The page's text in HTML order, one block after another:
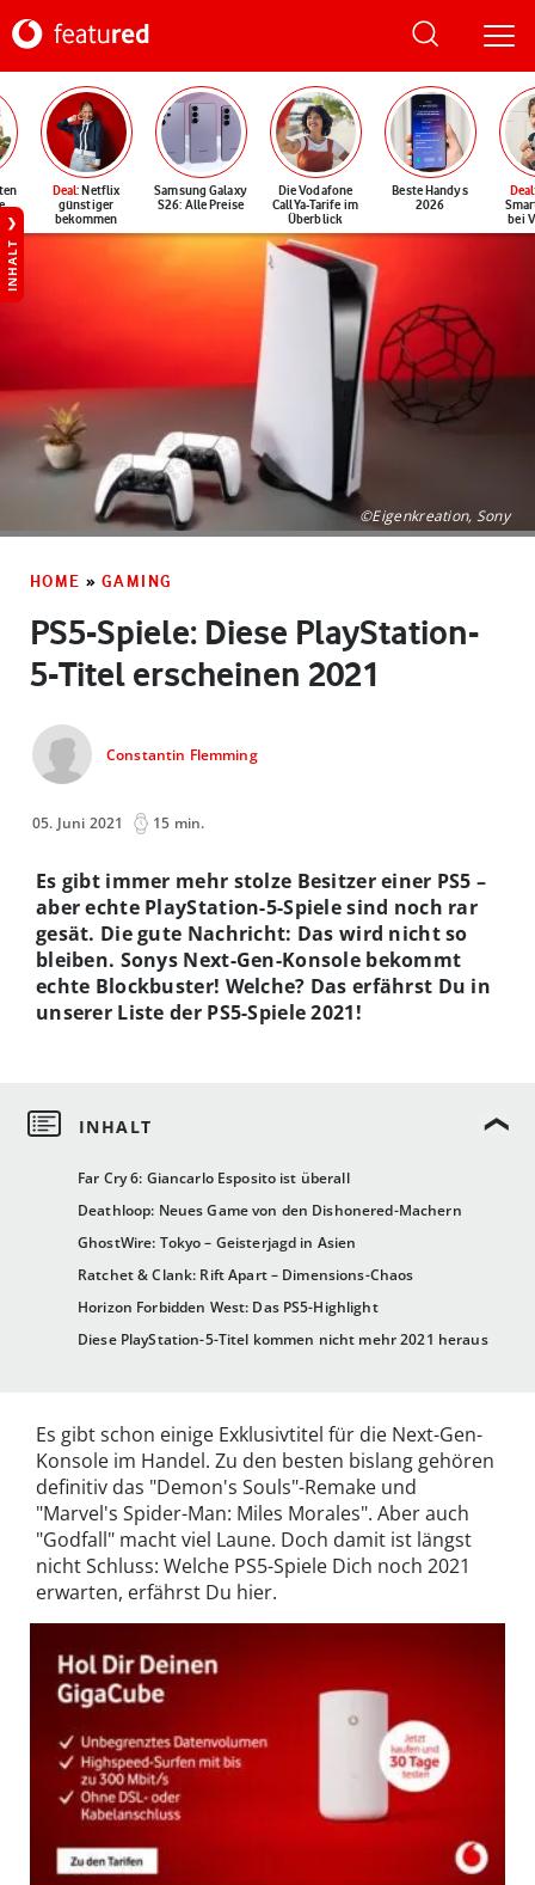
Deal: Netflix
günstiger
bekommen
Samsung Galaxy
S26: Alle Preise
Die Vodafone
CallYa-Tarife im
Überblick
Beste Handys
2026
Deal
bei
INHALT
©Eigenkreation, Sony
HOME » GAMING
PS5-Spiele: Diese PlayStation-
5-Titel erscheinen 2021
Constantin Flemming
05. Juni 2021 15 min.
Far Cry 6: Giancarlo Esposito ist überall
Deathloop: Neues Game von den Dishonered-Machern
GhostWire: Tokyo – Geisterjagd in Asien
Ratchet & Clank: Rift Apart – Dimensions-Chaos
Horizon Forbidden West: Das PS5-Highlight
Diese PlayStation-5-Titel kommen nicht mehr 2021 heraus
Es gibt immer mehr stolze Besitzer einer PS5 –
aber echte PlayStation-5-Spiele sind noch rar
gesät. Die gute Nachricht: Das wird nicht so
bleiben. Sonys Next-Gen-Konsole bekommt
echte Blockbuster! Welche? Das erfährst Du in
unserer Liste der PS5-Spiele 2021!
Es gibt schon einige Exklusivtitel für die Next-Gen-
Konsole im Handel. Zu den besten bislang gehören
definitiv das "Demon's Souls"-Remake und
"Marvel's Spider-Man: Miles Morales". Aber auch
"Godfall" macht viel Laune. Doch damit ist längst
nicht Schluss: Welche PS5-Spiele Dich noch 2021
erwarten, erfährst Du hier.